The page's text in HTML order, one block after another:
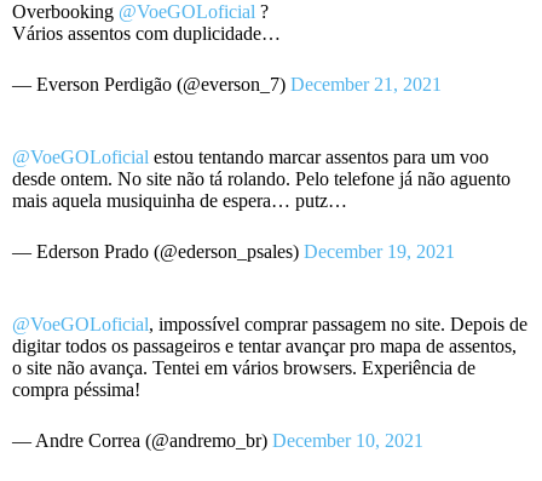
Overbooking @VoeGOLoficial ?
Vários assentos com duplicidade…
— Everson Perdigão (@everson_7) December 21, 2021
@VoeGOLoficial estou tentando marcar assentos para um voo
desde ontem. No site não tá rolando. Pelo telefone já não aguento
mais aquela musiquinha de espera… putz…
— Ederson Prado (@ederson_psales) December 19, 2021
@VoeGOLoficial, impossível comprar passagem no site. Depois de
digitar todos os passageiros e tentar avançar pro mapa de assentos,
o site não avança. Tentei em vários browsers. Experiência de
compra péssima!
— Andre Correa (@andremo_br) December 10, 2021